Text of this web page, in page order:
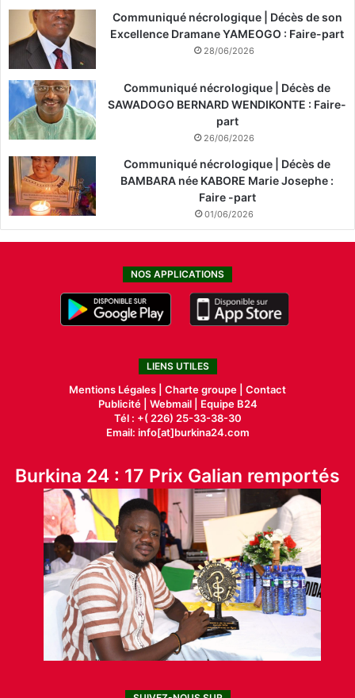
Communiqué nécrologique | Décès de son
Excellence Dramane YAMEOGO : Faire-part
28/06/2026
Communiqué nécrologique | Décès de
SAWADOGO BERNARD WENDIKONTE : Faire-
part
26/06/2026
Communiqué nécrologique | Décès de
BAMBARA née KABORE Marie Josephe :
Faire -part
01/06/2026
NOS APPLICATIONS
LIENS UTILES
Mentions Légales | Charte groupe | Contact
Publicité| Webmail |
Equipe B24
Tél : +( 226) 25-33-38-30
Email: info[at]burkina24.com
Burkina 24 : 17 Prix Galian remportés